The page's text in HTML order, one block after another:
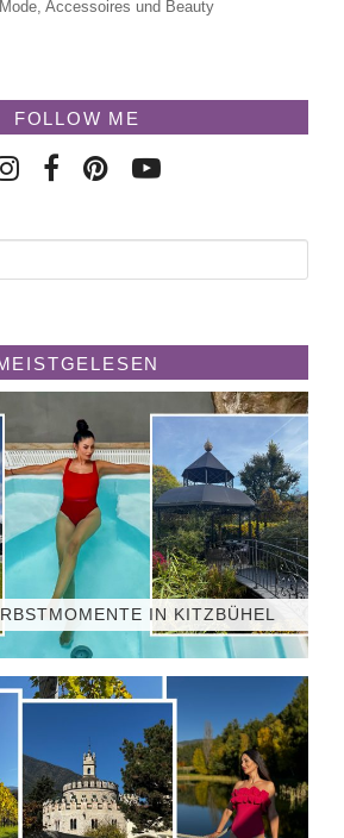
Accessoires und Beauty
FOLLOW ME
IN KITZBÜHEL